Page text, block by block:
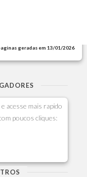
geradas em 13/01/2026
acesse mais rapido
poucos cliques: